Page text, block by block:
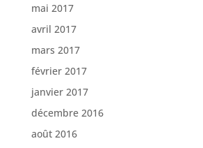
mai 2017
avril 2017
mars 2017
février 2017
janvier 2017
décembre 2016
août 2016